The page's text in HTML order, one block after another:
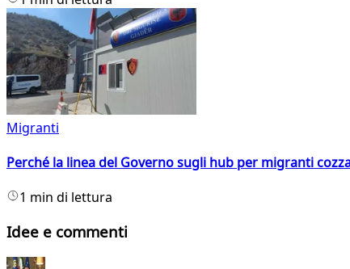
Migranti
Perché la linea del Governo sugli hub per migranti
1 min di lettura
Idee e commenti